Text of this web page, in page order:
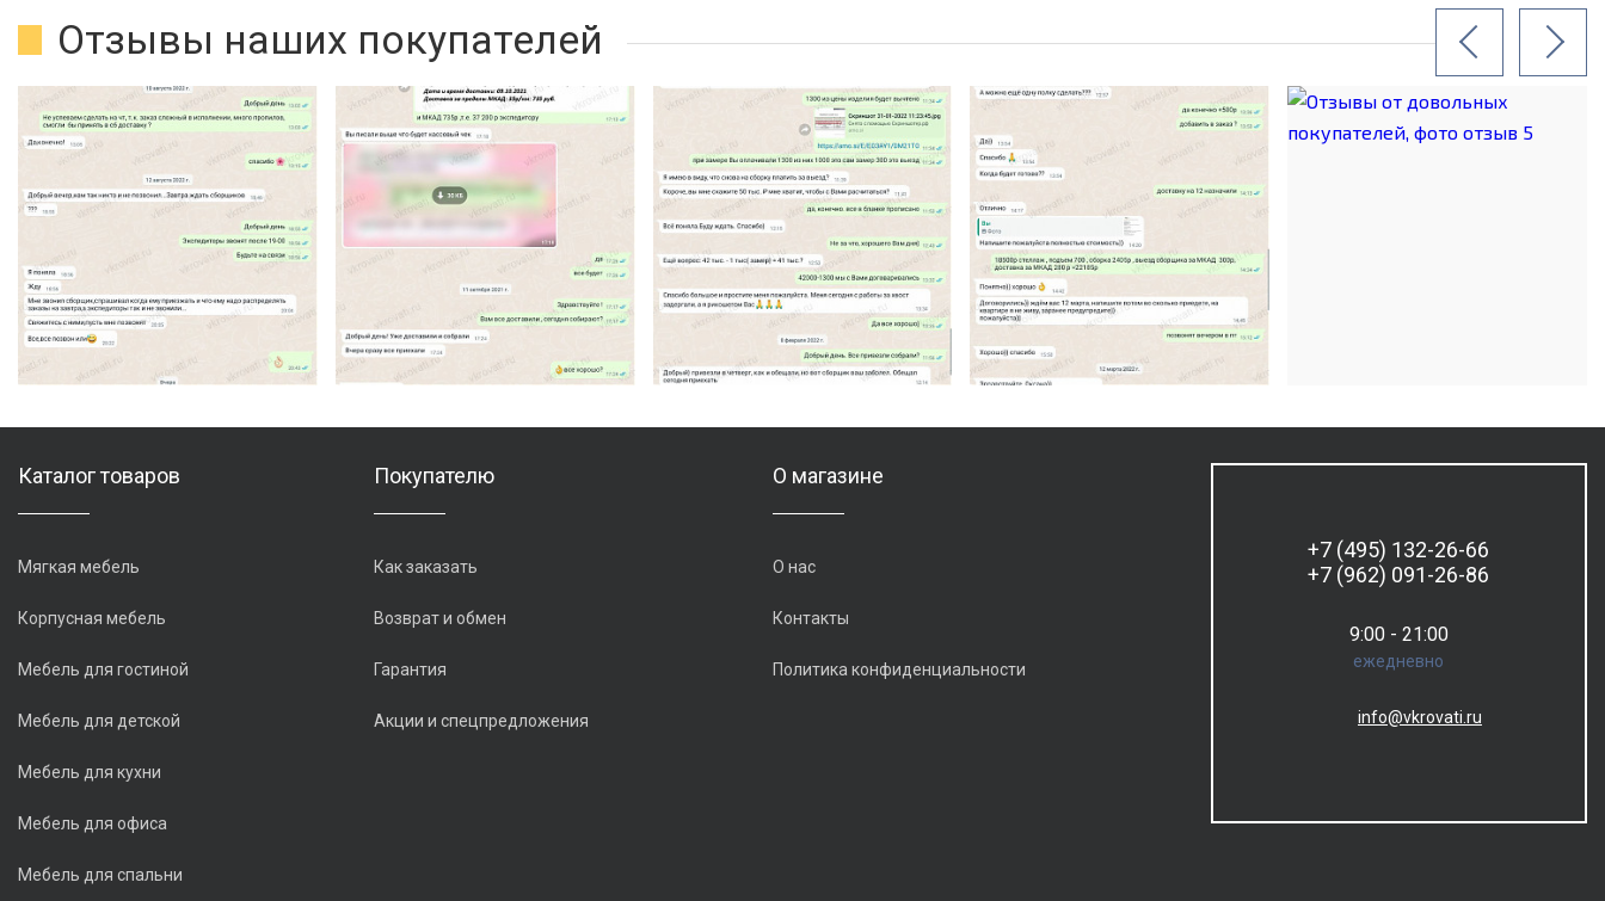
Отзывы наших покупателей
Каталог товаров
Мягкая мебель
Корпусная мебель
Мебель для гостиной
Мебель для детской
Мебель для кухни
Мебель для офиса
Мебель для спальни
Покупателю
Как заказать
Возврат и обмен
Гарантия
Акции и спецпредложения
О магазине
О нас
Контакты
Политика конфиденциальности
+7 (495) 132-26-66
+7 (962) 091-26-86
9:00 - 21:00
ежедневно
info@vkrovati.ru